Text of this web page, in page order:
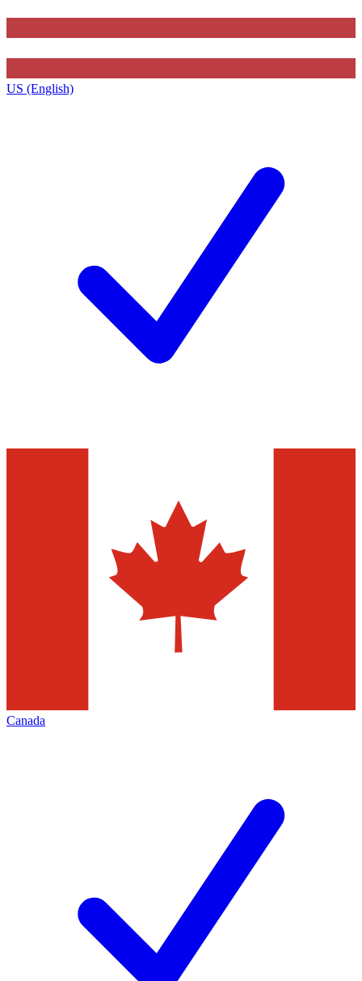
US (English)
Canada